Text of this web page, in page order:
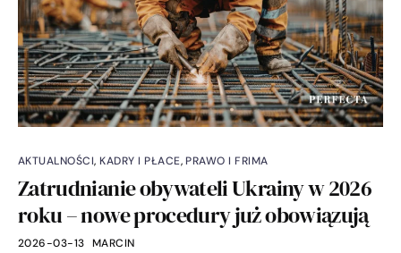
AKTUALNOŚCI,KADRY I PŁACE,PRAWO I FRIMA
Zatrudnianie obywateli Ukrainy w 2026
roku – nowe procedury już obowiązują
2026-03-13 MARCIN